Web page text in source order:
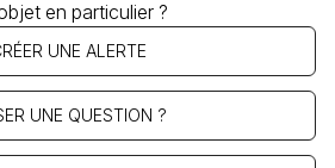
en particulier ?
UNE ALERTE
UNE QUESTION ?